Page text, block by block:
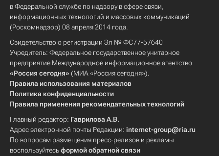
в Федеральной службе по надзору в сфере связи,
информационных технологий и массовых коммуникаций
(Роскомнадзор) 08 апреля 2014 года.
Свидетельство о регистрации Эл № ФС77-57640
Учредитель: Федеральное государственное унитарное
предприятие Международное информационное агентство
«Россия сегодня» (МИА «Россия сегодня»).
Правила использования материалов
Политика конфиденциальности
Правила применения рекомендательных технологий
Главный редактор: Гаврилова А.В.
Адрес электронной почты Редакции: internet-group@ria.ru
По вопросам размещения пресс-релизов и рекламы
воспользуйтесьформой обратной связи